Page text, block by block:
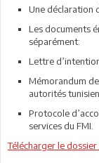
Une déclaration
Les documents
séparément:
Lettre
Mémorandum
autorités
Protocole
services du FMI.
Télécharger le